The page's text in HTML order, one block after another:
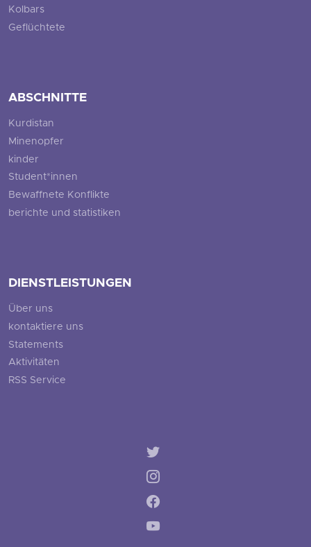
Kolbars
Geflüchtete
ABSCHNITTE
Kurdistan
Minenopfer
kinder
Student*innen
Bewaffnete Konflikte
berichte und statistiken
DIENSTLEISTUNGEN
Über uns
kontaktiere uns
Statements
Aktivitäten
RSS Service